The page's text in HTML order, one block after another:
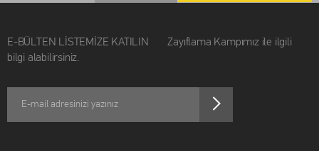
E-BÜLTEN LİSTEMİZE KATILIN Zayıflama Kampımız ile ilgili
bilgi alabilirsiniz.